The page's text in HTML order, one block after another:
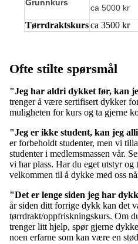
Grunnkurs
ca 5000 kr
Tørrdraktskursca 3500 kr
Ofte stilte spørsmål
"Jeg har aldri dykket før, kan
trenger å være sertifisert dykker
muligheten for kurs og ta gjerne
"Jeg er ikke student, kan jeg
er forbeholdt studenter, men vi
studenter i medlemsmassen vår.
vi har plass. Har du eget utstyr og
velkommen til å dykke med oss
"Det er lenge siden jeg har
år siden ditt forrige dykk kan det
tørrdrakt/oppfriskningskurs. Om
trenger litt hjelp, spør gjerne
noen erfarne som kan være en